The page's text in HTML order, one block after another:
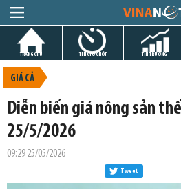
TRANG CHỦ TIN GIỜ CHÓT THỊ TRƯỜNG
GIÁ CẢ
Diễn biến giá nông sản
25/5/2026
09:29 25/05/2026
Tweet